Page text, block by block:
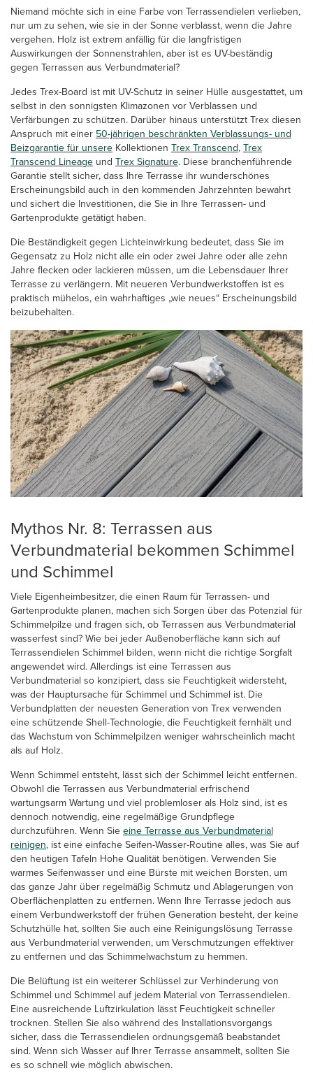
Niemand möchte sich in eine Farbe von Terrassendielen verlieben,
nur um zu sehen, wie sie in der Sonne verblasst, wenn die Jahre
vergehen. Holz ist extrem anfällig für die langfristigen
Auswirkungen der Sonnenstrahlen, aber ist es UV-beständig
gegen Terrassen aus Verbundmaterial?
Jedes Trex-Board ist mit UV-Schutz in seiner Hülle ausgestattet, um
selbst in den sonnigsten Klimazonen vor Verblassen und
Verfärbungen zu schützen. Darüber hinaus unterstützt Trex diesen
Anspruch mit einer 50-jährigen beschränkten Verblassungs- und
Beizgarantie für unsere Kollektionen Trex Transcend,Trex
Transcend Lineage und Trex Signature. Diese branchenführende
Garantie stellt sicher, dass Ihre Terrasse ihr wunderschönes
Erscheinungsbild auch in den kommenden Jahrzehnten bewahrt
und sichert die Investitionen, die Sie in Ihre Terrassen- und
Gartenprodukte getätigt haben.
Die Beständigkeit gegen Lichteinwirkung bedeutet, dass Sie im
Gegensatz zu Holz nicht alle ein oder zwei Jahre oder alle zehn
Jahre flecken oder lackieren müssen, um die Lebensdauer Ihrer
Terrasse zu verlängern. Mit neueren Verbundwerkstoffen ist es
praktisch mühelos, ein wahrhaftiges „wie neues“ Erscheinungsbild
beizubehalten.
Mythos Nr. 8: Terrassen aus
Verbundmaterial bekommen Schimmel
und Schimmel
Viele Eigenheimbesitzer, die einen Raum für Terrassen- und
Gartenprodukte planen, machen sich Sorgen über das Potenzial für
Schimmelpilze und fragen sich, ob Terrassen aus Verbundmaterial
wasserfest sind? Wie bei jeder Außenoberfläche kann sich auf
Terrassendielen Schimmel bilden, wenn nicht die richtige Sorgfalt
angewendet wird. Allerdings ist eine Terrassen aus
Verbundmaterial so konzipiert, dass sie Feuchtigkeit widersteht,
was der Hauptursache für Schimmel und Schimmel ist. Die
Verbundplatten der neuesten Generation von Trex verwenden
eine schützende Shell-Technologie, die Feuchtigkeit fernhält und
das Wachstum von Schimmelpilzen weniger wahrscheinlich macht
als auf Holz.
Wenn Schimmel entsteht, lässt sich der Schimmel leicht entfernen.
Obwohl die Terrassen aus Verbundmaterial erfrischend
wartungsarm Wartung und viel problemloser als Holz sind, ist es
dennoch notwendig, eine regelmäßige Grundpflege
durchzuführen. Wenn Sieeine Terrasse aus Verbundmaterial
reinigen, ist eine einfache Seifen-Wasser-Routine alles, was Sie auf
den heutigen Tafeln Hohe Qualität benötigen. Verwenden Sie
warmes Seifenwasser und eine Bürste mit weichen Borsten, um
das ganze Jahr über regelmäßig Schmutz und Ablagerungen von
Oberflächenplatten zu entfernen. Wenn Ihre Terrasse jedoch aus
einem Verbundwerkstoff der frühen Generation besteht, der keine
Schutzhülle hat, sollten Sie auch eine Reinigungslösung Terrasse
aus Verbundmaterial verwenden, um Verschmutzungen effektiver
zu entfernen und das Schimmelwachstum zu hemmen.
Die Belüftung ist ein weiterer Schlüssel zur Verhinderung von
Schimmel und Schimmel auf jedem Material von Terrassendielen.
Eine ausreichende Luftzirkulation lässt Feuchtigkeit schneller
trocknen. Stellen Sie also während des Installationsvorgangs
sicher, dass die Terrassendielen ordnungsgemäß beabstandet
sind. Wenn sich Wasser auf Ihrer Terrasse ansammelt, sollten Sie
es so schnell wie möglich abwischen.